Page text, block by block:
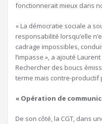
fonctionnerait mieux dans
« La démocratie sociale a
responsabilité lorsqu’elle
cadrage impossibles,
l’impasse », a ajouté
Rechercher des boucs
terme mais contre-productif
« Opération de
De son côté, la CGT, dans